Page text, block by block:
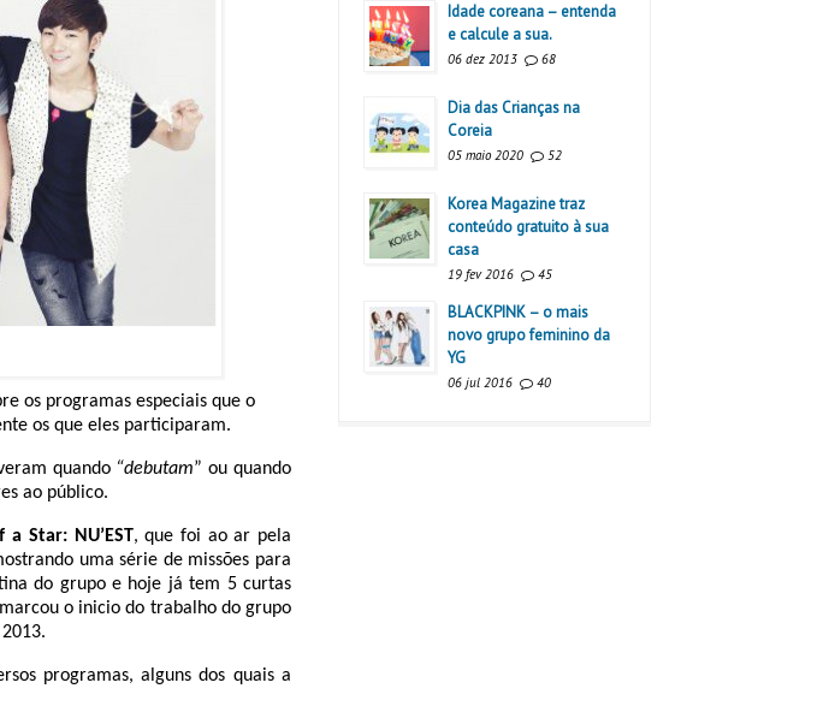
os programas especiais que o
os que eles participaram.
quando “debutam” ou quando
ao público.
Star: NU’EST, que foi ao ar pela
uma série de missões para
do grupo e hoje já tem 5 curtas
o inicio do trabalho do grupo
programas, alguns dos quais a
Idade coreana – entenda
e calcule a sua.
06 dez 2013 68
Dia das Crianças na
Coreia
05 maio 2020 52
Korea Magazine traz
conteúdo gratuito à sua
casa
19 fev 2016 45
BLACKPINK – o mais
novo grupo feminino da
YG
06 jul 2016 40